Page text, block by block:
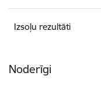
Izsoļu rezultāti
Noderīgi